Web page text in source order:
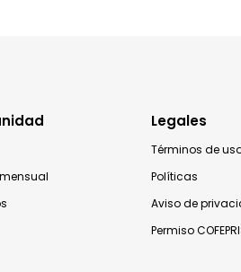
Legales
Términos de
Políticas
Aviso de
Permiso